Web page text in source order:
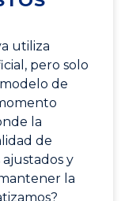
utiliza
pero solo
de
la
de
y
la